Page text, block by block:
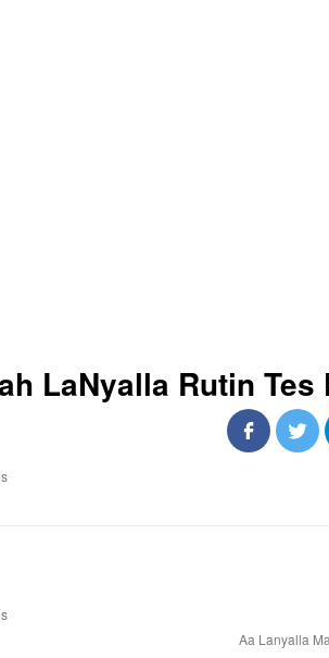
LaNyalla Rutin Tes
Aa Lanyalla